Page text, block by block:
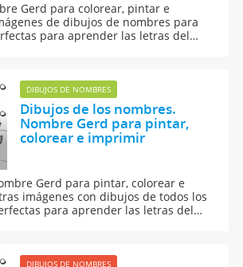
Gerd para colorear, pintar e
de dibujos de nombres para
para aprender las letras del
DIBUJOS DE NOMBRES
Dibujos de los nombres.
Nombre Gerd para pintar,
colorear e imprimir
Gerd para pintar, colorear e
imágenes con dibujos de todos los
para aprender las letras del
DIBUJOS DE NOMBRES